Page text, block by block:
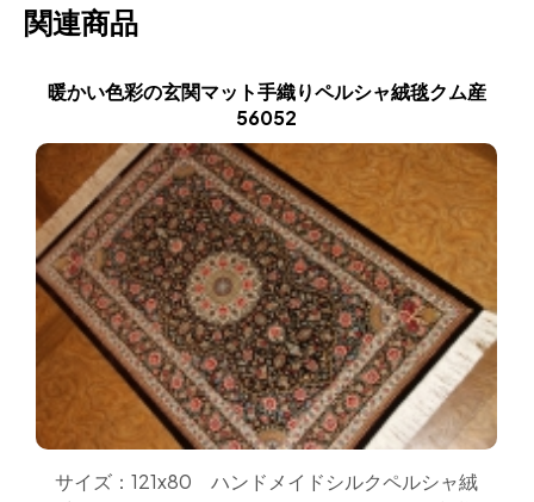
関連商品
暖かい色彩の玄関マット手織りペルシャ絨毯クム産
56052
サイズ：121x80 ハンドメイドシルクペルシャ絨